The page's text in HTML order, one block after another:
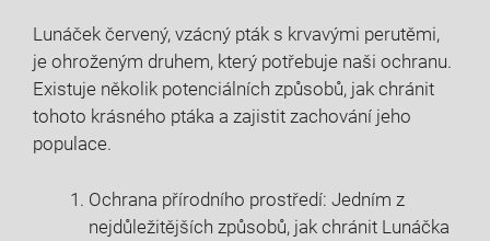
Lunáček červený, vzácný pták s krvavými perutěmi,
je ohroženým druhem, který potřebuje naši ochranu.
Existuje několik potenciálních způsobů, jak chránit
tohoto krásného ptáka a zajistit zachování jeho
populace.
Ochrana přírodního prostředí: Jedním z
nejdůležitějších způsobů, jak chránit Lunáčka